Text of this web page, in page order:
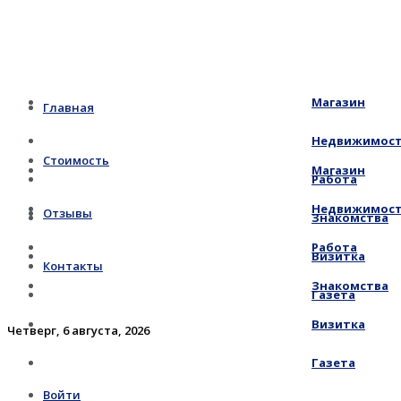
Главная
Стоимость
Отзывы
Контакты
Четверг, 6 августа, 2026
Войти
Магазин
Работа
Знакомства
Визитка
Газета
Магазин
Работа
Знакомства
Визитка
Газета